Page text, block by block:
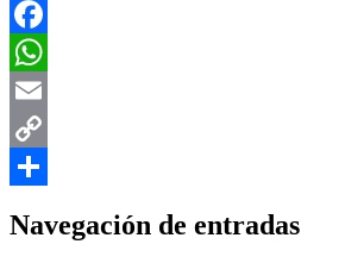
X
Facebook
WhatsApp
Email
Copy
Navegación de entradas